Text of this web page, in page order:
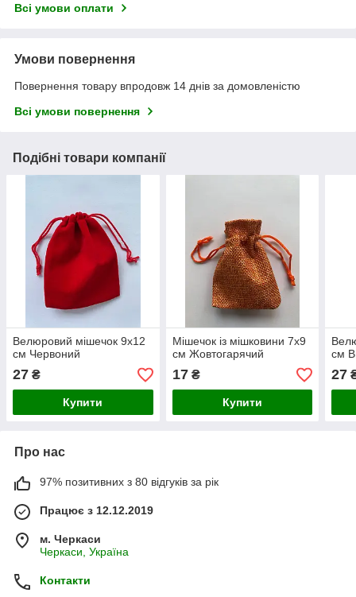
Всі умови оплати
Умови повернення
Повернення товару впродовж 14 днів за домовленістю
Всі умови повернення
Подібні товари компанії
Велюровий мішечок 9х12
см Червоний
27 ₴
Купити
Мішечок із мішковини 7х9
см Жовтогарячий
17₴
Купити
см
27
Про нас
97% позитивних з 80 відгуків за рік
Працює з 12.12.2019
м. Черкаси
Черкаси, Україна
Контакти